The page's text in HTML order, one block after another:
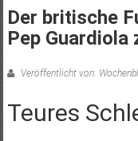
Der britische
Pep Guardiola
Veröffentlicht von:
Teures